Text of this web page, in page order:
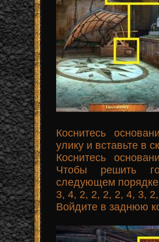
Коснитесь
улику и вставьте
Коснитесь
Чтобы решить
следующем
3, 4, 2, 2, 2, 2, 4, 3,
Войдите в заднюю